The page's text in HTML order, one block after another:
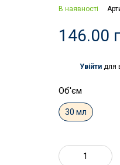
В наявності
146.00
Увійти для
Об'єм
30 мл